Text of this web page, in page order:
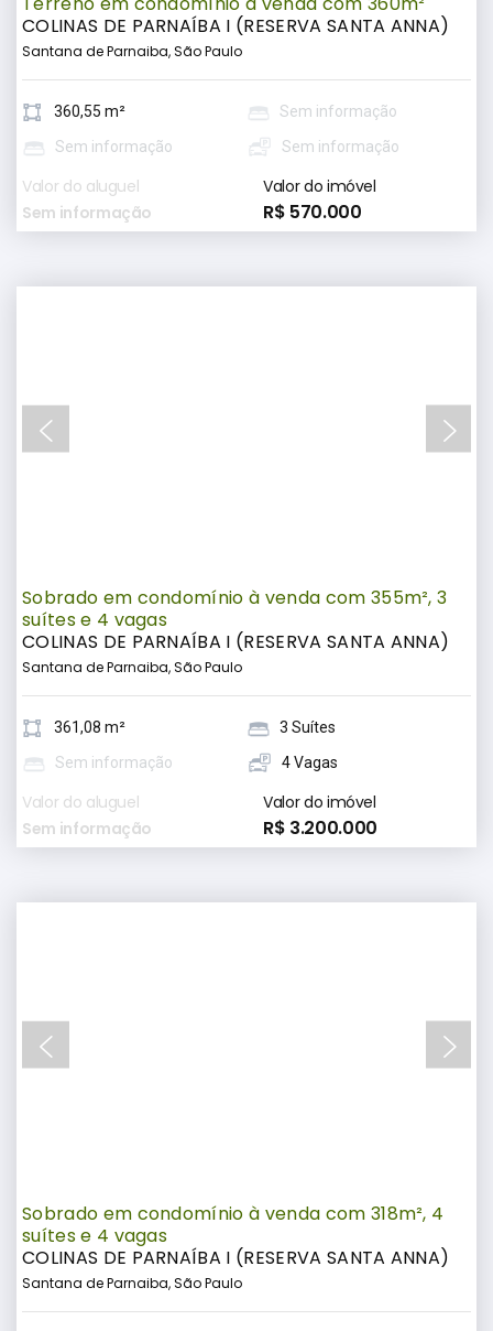
COLINAS DE PARNAÍBA I (RESERVA SANTA ANNA)
Santana de Parnaiba, São Paulo
360,55 m²
Sem informação
Sem informação
Sem informação
Valor do aluguel
Sem informação
Valor do imóvel
R$ 570.000
Sobrado em condomínio à venda com 355m², 3
suítes e 4 vagas
COLINAS DE PARNAÍBA I (RESERVA SANTA ANNA)
Santana de Parnaiba, São Paulo
361,08 m²
3 Suítes
Sem informação
4 Vagas
Valor do aluguel
Sem informação
Valor do imóvel
R$ 3.200.000
Sobrado em condomínio à venda com 318m², 4
suítes e 4 vagas
COLINAS DE PARNAÍBA I (RESERVA SANTA ANNA)
Santana de Parnaiba, São Paulo